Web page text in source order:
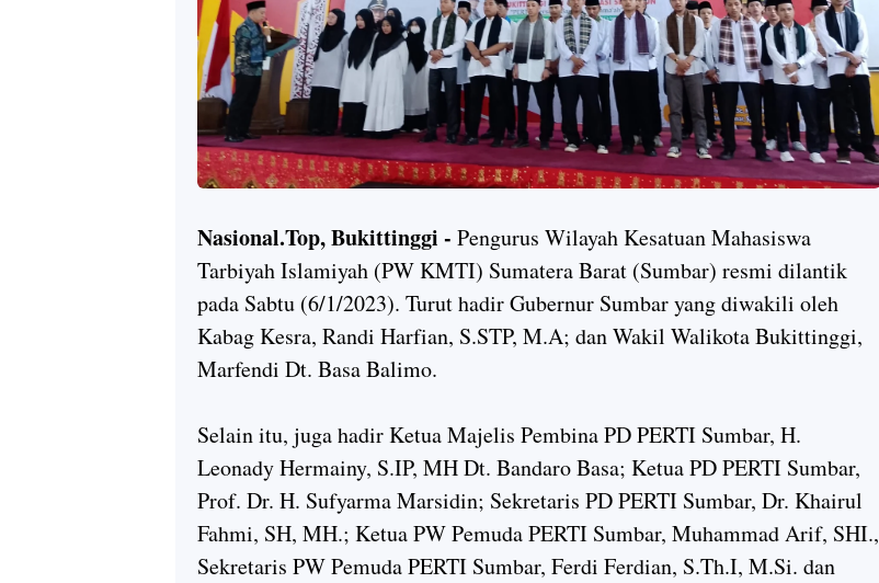
Nasional.Top, Bukittinggi - Pengurus Wilayah Kesatuan Mahasiswa
Tarbiyah Islamiyah (PW KMTI) Sumatera Barat (Sumbar) resmi dilantik
pada Sabtu (6/1/2023). Turut hadir Gubernur Sumbar yang diwakili oleh
Kabag Kesra, Randi Harfian, S.STP, M.A; dan Wakil Walikota Bukittinggi,
Marfendi Dt. Basa Balimo.
Selain itu, juga hadir Ketua Majelis Pembina PD PERTI Sumbar, H.
Leonady Hermainy, S.IP, MH Dt. Bandaro Basa; Ketua PD PERTI Sumbar,
Prof. Dr. H. Sufyarma Marsidin; Sekretaris PD PERTI Sumbar, Dr. Khairul
Fahmi, SH, MH.; Ketua PW Pemuda PERTI Sumbar, Muhammad Arif, SHI.,
Sekretaris PW Pemuda PERTI Sumbar, Ferdi Ferdian, S.Th.I, M.Si. dan